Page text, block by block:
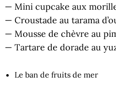
— Mini cupcake aux
— Croustade au tarama
— Mousse de chèvre au
— Tartare de dorade au
Le ban de fruits de mer